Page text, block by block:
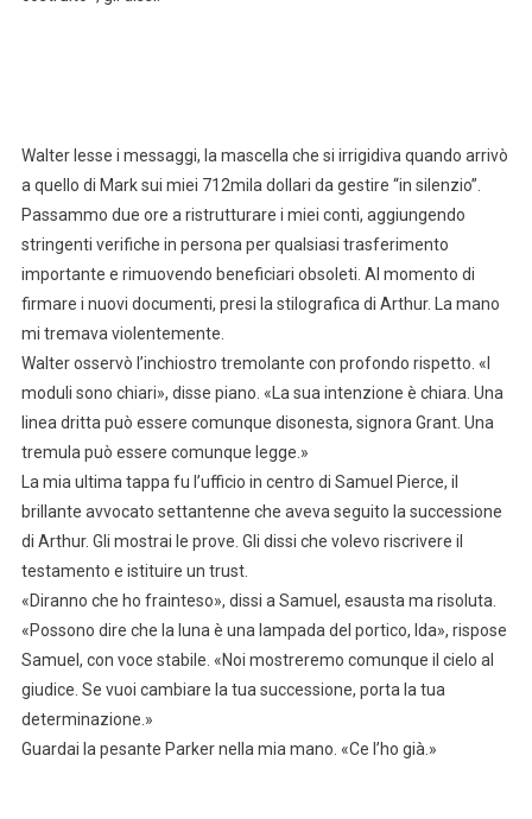
Walter lesse i messaggi, la mascella che si irrigidiva quando arrivò
a quello di Mark sui miei 712mila dollari da gestire “in silenzio”.
Passammo due ore a ristrutturare i miei conti, aggiungendo
stringenti verifiche in persona per qualsiasi trasferimento
importante e rimuovendo beneficiari obsoleti. Al momento di
firmare i nuovi documenti, presi la stilografica di Arthur. La mano
mi tremava violentemente.
Walter osservò l’inchiostro tremolante con profondo rispetto. «I
moduli sono chiari», disse piano. «La sua intenzione è chiara. Una
linea dritta può essere comunque disonesta, signora Grant. Una
tremula può essere comunque legge.»
La mia ultima tappa fu l’ufficio in centro di Samuel Pierce, il
brillante avvocato settantenne che aveva seguito la successione
di Arthur. Gli mostrai le prove. Gli dissi che volevo riscrivere il
testamento e istituire un trust.
«Diranno che ho frainteso», dissi a Samuel, esausta ma risoluta.
«Possono dire che la luna è una lampada del portico, Ida», rispose
Samuel, con voce stabile. «Noi mostreremo comunque il cielo al
giudice. Se vuoi cambiare la tua successione, porta la tua
determinazione.»
Guardai la pesante Parker nella mia mano. «Ce l’ho già.»